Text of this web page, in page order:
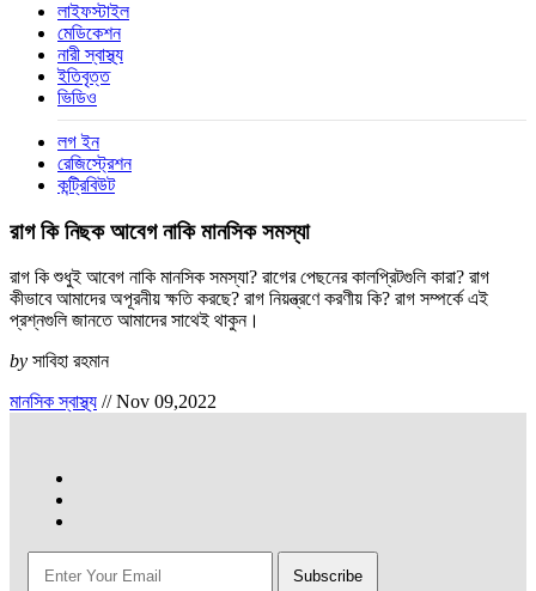
লাইফস্টাইল
মেডিকেশন
নারী স্বাস্থ্য
ইতিবৃত্ত
ভিডিও
লগ ইন
রেজিস্ট্রেশন
কন্ট্রিবিউট
রাগ কি নিছক আবেগ নাকি মানসিক সমস্যা
রাগ কি শুধুই আবেগ নাকি মানসিক সমস্যা? রাগের পেছনের কালপ্রিটগুলি কারা? রাগ
কীভাবে আমাদের অপূরনীয় ক্ষতি করছে? রাগ নিয়ন্ত্রণে করণীয় কি? রাগ সম্পর্কে এই
প্রশ্নগুলি জানতে আমাদের সাথেই থাকুন।
by সাবিহা রহমান
মানসিক স্বাস্থ্য // Nov 09,2022